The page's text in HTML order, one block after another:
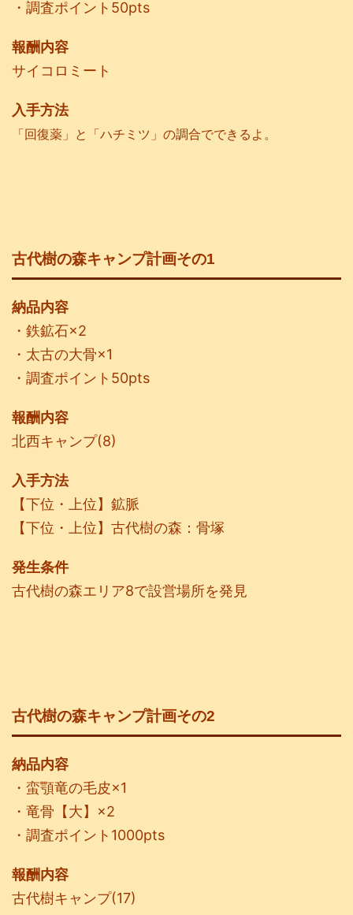
・調査ポイント50pts
報酬内容
サイコロミート
入手方法
「回復薬」と「ハチミツ」の調合でできるよ。
古代樹の森キャンプ計画その1
納品内容
・鉄鉱石×2
・太古の大骨×1
・調査ポイント50pts
報酬内容
北西キャンプ(8)
入手方法
【下位・上位】鉱脈
【下位・上位】古代樹の森：骨塚
発生条件
古代樹の森エリア8で設営場所を発見
古代樹の森キャンプ計画その2
納品内容
・蛮顎竜の毛皮×1
・竜骨【大】×2
・調査ポイント1000pts
報酬内容
古代樹キャンプ(17)